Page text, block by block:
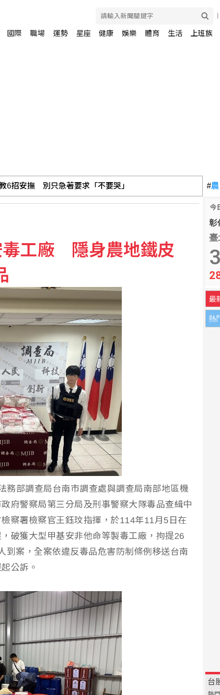
國際 職場 運勢 星座 健康 娛樂 體育 生活 上班族
6招安撫 別只急著要求「不要哭」
？ 川普：可能很快有結果
大師作品探索台灣文化
#
今
彰
臺
最
熱
毒工廠 隱身農地鐵皮
務部調查局台南市調查處與調查局南部地區機
府警察局第三分局及刑事警察大隊毒品查緝中
察署檢察官王鈺玟指揮，於114年11月5日在
破獲大型甲基安非他命等製毒工廠，拘提26
到案，全案依違反毒品危害防制條例移送台南
公訴。